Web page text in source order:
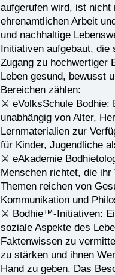
aufgerufen wird, ist nicht
ehrenamtlichen Arbeit
und nachhaltige
Initiativen aufgebaut,
Zugang zu hochwertiger
Leben gesund, bewusst
Bereichen zählen:
⚔ eVolksSchule Bodhie:
unabhängig von Alter,
Lernmaterialien zur
für Kinder, Jugendliche
⚔ eAkademie
Menschen richtet, die
Themen reichen von
Kommunikation und
⚔ Bodhie™-Initiativen:
soziale Aspekte des
Faktenwissen zu
zu stärken und ihnen
Hand zu geben. Das